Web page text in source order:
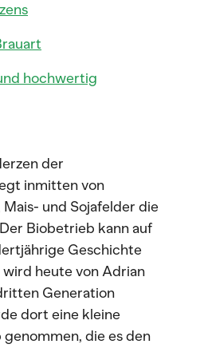
hochwertig
der
inmitten von
und Sojafelder die
Biobetrieb kann auf
Geschichte
heute von Adrian
Generation
dort eine kleine
die es den